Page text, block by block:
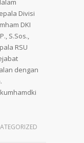
Divisi
DKI
S.Sos.,
RSU
dengan